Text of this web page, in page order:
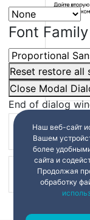
Font Family
Reset restore all
Close Modal
End of dialog
Наш веб-сайт
Вашем
более
сайта и
Продолжая
обработку